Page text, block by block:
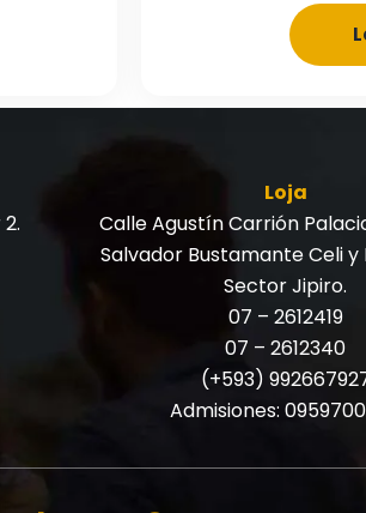
Loja
Calle Agustín Carrión
Salvador Bustamante Celi y
Sector Jipiro.
07 – 2612419
07 – 2612340
(+593)
Admisiones: